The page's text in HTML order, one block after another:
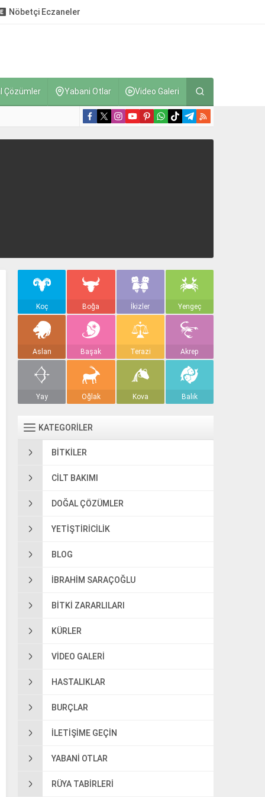
Nöbetçi Eczaneler
Çözümler Yabani Otlar Video Galeri
Koç Boğa İkizler Yengeç
Aslan Başak Terazi Akrep
Yay Oğlak Kova Balık
KATEGORİLER
BITKILER
CILT BAKIMI
DOĞAL ÇÖZÜMLER
YETIŞTIRICILIK
BLOG
IBRAHIM SARAÇOĞLU
BITKI ZARARLILARI
KÜRLER
VIDEO GALERI
HASTALIKLAR
BURÇLAR
ILETIŞIME GEÇIN
YABANI OTLAR
RÜYA TABIRLERI